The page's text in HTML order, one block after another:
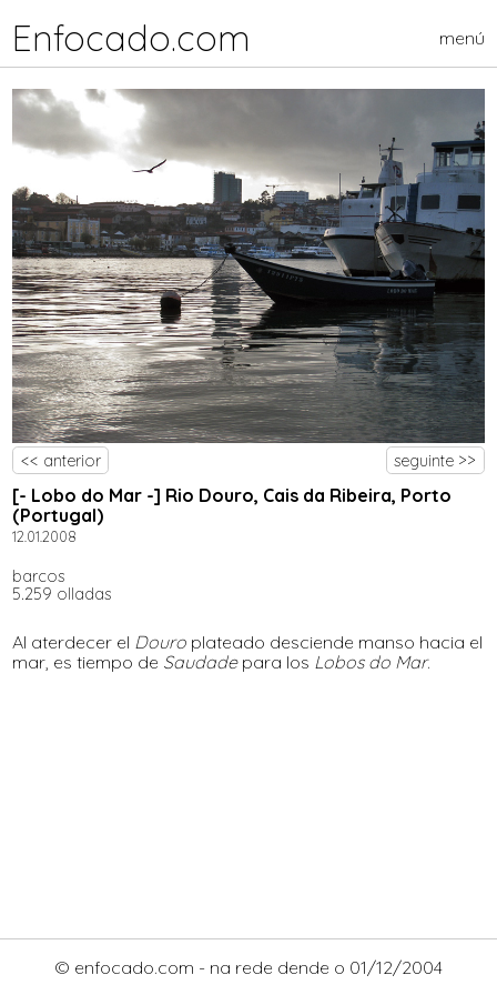
Enfocado.com menú
<< anterior seguinte >>
[- Lobo do Mar -] Rio Douro, Cais da Ribeira, Porto
(Portugal)
12.01.2008
barcos
5.259 olladas
Al aterdecer el Douro plateado desciende manso hacia el
mar, es tiempo de Saudadepara los Lobos do Mar.
© enfocado.com - na rede dende o 01/12/2004